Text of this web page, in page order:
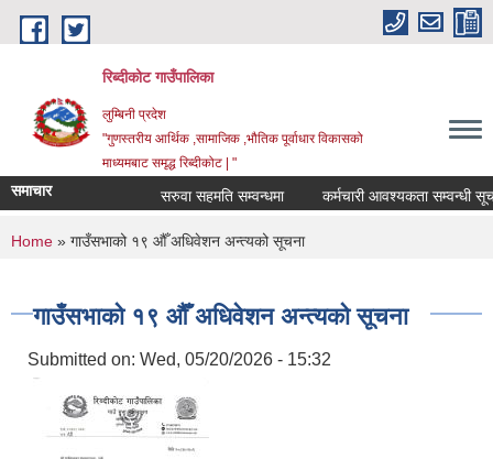
Skip to main content
रिब्दीकोट गाउँपालिका
लुम्बिनी प्रदेश
"गुणस्तरीय आर्थिक ,सामाजिक ,भौतिक पूर्वाधार विकासको
माध्यमबाट समृद्ध रिब्दीकोट | "
समाचार सरुवा सहमति सम्वन्धमा कर्मचारी आवश्यकता सम्वन्धी सूचना
You are here
Home » गाउँसभाको १९ ‍औँ अधिवेशन अन्त्यको सूचना
गाउँसभाको १९ ‍औँ अधिवेशन अन्त्यको सूचना
Submitted on: Wed, 05/20/2026 - 15:32